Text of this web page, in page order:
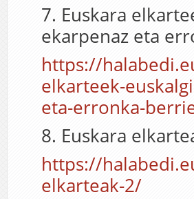
7. Euskara
ekarpenaz eta
https://
elkarteek-
eta-erronka-
8. Euskara
https://
elkarteak-2/